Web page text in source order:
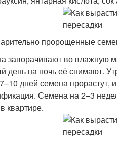
пророщенные
заворачивают во влажную
день на ночь её снимают.
дней семена
Семена на 2–3
квартире.